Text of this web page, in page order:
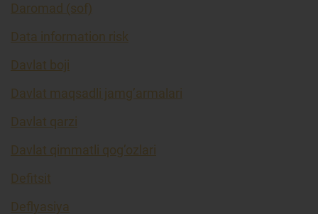
Daromad (sof)
Data information risk
Davlat boji
Davlat maqsadli jamg’armalari
Davlat qarzi
Davlat qimmatli qog’ozlari
Defitsit
Deflyasiya